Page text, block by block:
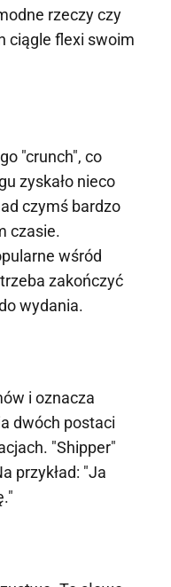
rzeczy czy
ciągle flexi swoim
"crunch", co
zyskało nieco
czymś bardzo
czasie.
wśród
zakończyć
wydania.
i oznacza
dwóch postaci
"Shipper"
przykład: "Ja